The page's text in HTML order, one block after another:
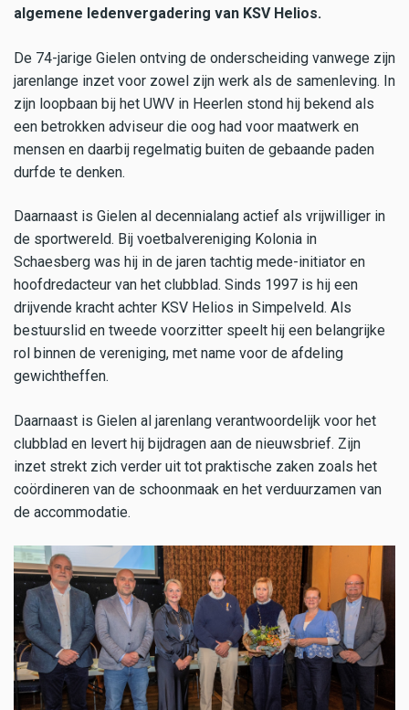
algemene ledenvergadering van KSV Helios.
De 74-jarige Gielen ontving de onderscheiding vanwege zijn
jarenlange inzet voor zowel zijn werk als de samenleving. In
zijn loopbaan bij het UWV in Heerlen stond hij bekend als
een betrokken adviseur die oog had voor maatwerk en
mensen en daarbij regelmatig buiten de gebaande paden
durfde te denken.
Daarnaast is Gielen al decennialang actief als vrijwilliger in
de sportwereld. Bij voetbalvereniging Kolonia in
Schaesberg was hij in de jaren tachtig mede-initiator en
hoofdredacteur van het clubblad. Sinds 1997 is hij een
drijvende kracht achter KSV Helios in Simpelveld. Als
bestuurslid en tweede voorzitter speelt hij een belangrijke
rol binnen de vereniging, met name voor de afdeling
gewichtheffen.
Daarnaast is Gielen al jarenlang verantwoordelijk voor het
clubblad en levert hij bijdragen aan de nieuwsbrief. Zijn
inzet strekt zich verder uit tot praktische zaken zoals het
coördineren van de schoonmaak en het verduurzamen van
de accommodatie.